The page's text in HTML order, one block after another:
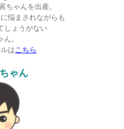
ちゃんを出産。
悩まされながらも
しょうがない
。
はこちら
ゃん